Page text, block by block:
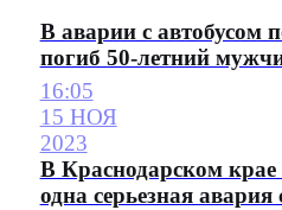
В аварии с автобусом
погиб 50-летний
16:05
15 НОЯ
2023
В Краснодарском
одна серьезная авария